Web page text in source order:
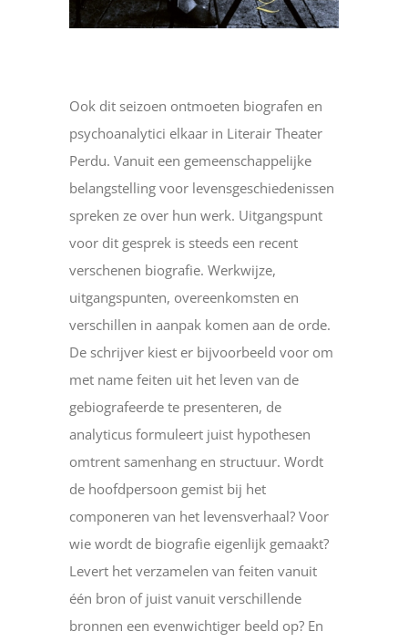
Ook dit seizoen ontmoeten biografen en
psychoanalytici elkaar in LiterairTheater
Perdu. Vanuit een gemeenschappelijke
belangstelling voor levensgeschiedenissen
spreken ze over hun werk. Uitgangspunt
voor dit gesprek is steeds een recent
verschenen biografie. Werkwijze,
uitgangspunten, overeenkomsten en
verschillen in aanpak komen aan de orde.
De schrijver kiest er bijvoorbeeld voor om
met name feiten uit het leven van de
gebiografeerde te presenteren, de
analyticus formuleert juist hypothesen
omtrent samenhang en structuur. Wordt
de hoofdpersoon gemist bij het
componeren van het levensverhaal? Voor
wie wordt de biografie eigenlijk gemaakt?
Levert het verzamelen van feiten vanuit
één bron of juist vanuit verschillende
bronnen een evenwichtiger beeld op? En